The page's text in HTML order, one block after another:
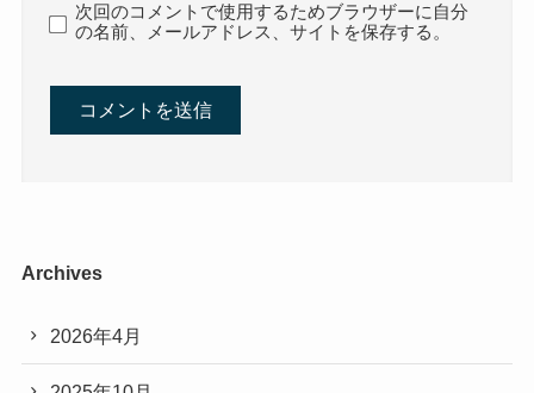
次回のコメントで使用するためブラウザーに自分
の名前、メールアドレス、サイトを保存する。
Archives
2026年4月